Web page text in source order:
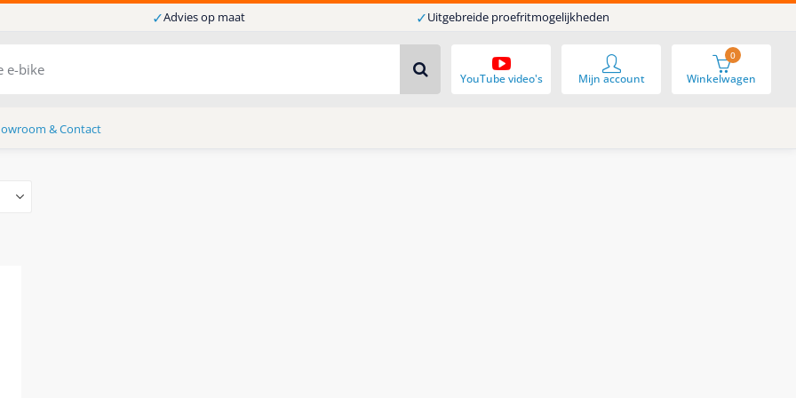
✓Advies op maat ✓Uitgebreide proefritmogelijkheden
& Contact
YouTube video's Winkelwagen
0
Mijn account